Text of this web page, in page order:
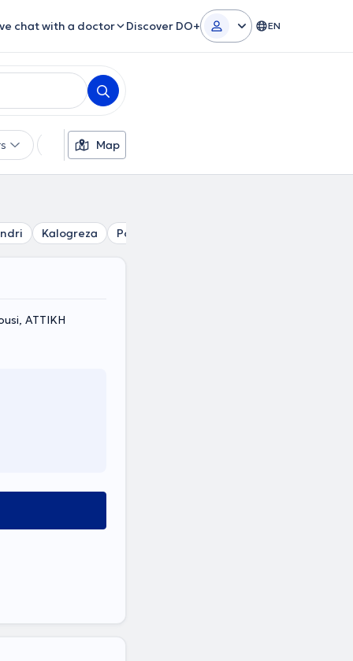
chat with a doctor Discover DO+ EN
LanguagesMap
Kalogreza Politia
ΑΤΤΙΚΗ